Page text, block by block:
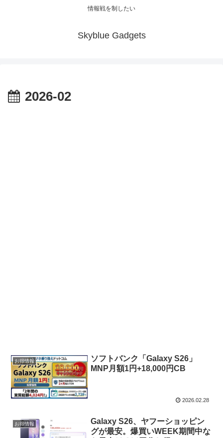
情報戦を制したい
Skyblue Gadgets
2026-02
お得情報
ソフトバンク「Galaxy S26」
MNP月額1円+18,000円CB
2026.02.28
お得情報
Galaxy S26、ヤフーショッピン
グが最安。爆買いWEEK期間中な